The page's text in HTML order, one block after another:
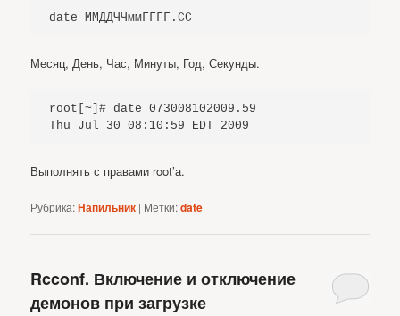
date ММДДЧЧммГГГГ.СС
Месяц, День, Час, Минуты, Год, Секунды.
root[~]# date 073008102009.59
Thu Jul 30 08:10:59 EDT 2009
Выполнять с правами root’а.
Рубрика:Напильник | Метки:date
Rcconf. Включение и отключение
демонов при загрузке